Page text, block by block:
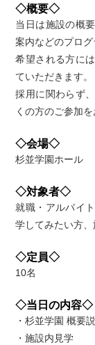
◇概要◇
当日は施設の概
案内などのプログ
希望される方に
ていただきます。
採用に関わらず
くの方のご参加
◇会場◇
杉並学園ホール
◇対象者◇
就職・アルバイ
学してみたい方
◇定員◇
10名
◇当日の内容◇
・杉並学園 概要
・施設内見学